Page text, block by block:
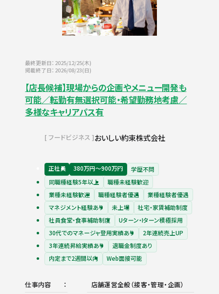
最終更新日：2025/12/25(木)
掲載終了日：2026/08/23(日)
【店長候補】現場からの企画やメニュー開発も
可能／転勤有無選択可能・希望勤務地考慮／
多様なキャリアパス有
フードビジネス おいしい約束株式会社
正社員 380万円〜900万円
学歴不問
同職種経験5年以上
職種未経験歓迎
業種未経験歓迎
職種経験者優遇
業種経験者優遇
マネジメント経験あり
未上場
社宅・家賃補助制度
社員食堂・食事補助制度
Uターン・Iターン積極採用
30代でのマネージャ登用実績あり
2年連続売上UP
3年連続昇給実績あり
退職金制度あり
内定まで2週間以内
Web面接可能
仕事内容
店舗運営全般（接客・管理・企画）